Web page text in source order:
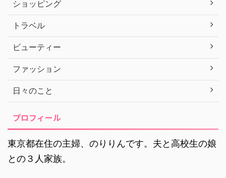
ショッピング
トラベル
ビューティー
ファッション
日々のこと
プロフィール
東京都在住の主婦、のりりんです。夫と高校生の娘
との３人家族。